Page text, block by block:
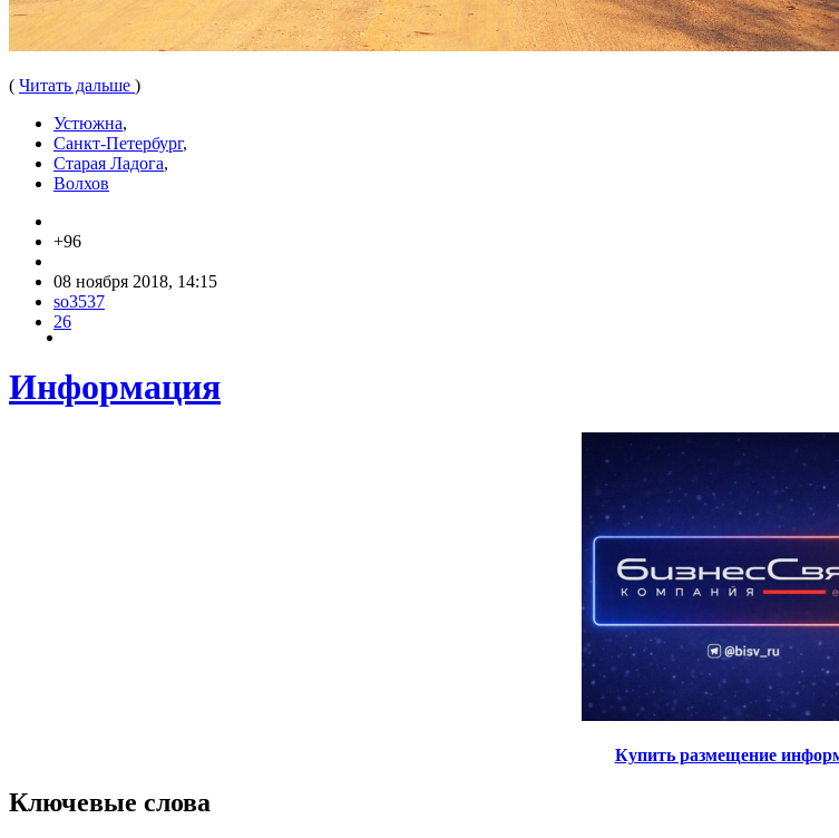
( Читать дальше )
Устюжна,
Санкт-Петербург,
Старая Ладога,
Волхов
+96
08 ноября 2018, 14:15
so3537
26
Информация
Купить размещение
Ключевые слова